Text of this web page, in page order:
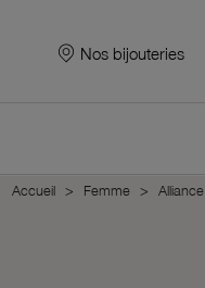
Nos bijouteries
Accueil Femme Alliance